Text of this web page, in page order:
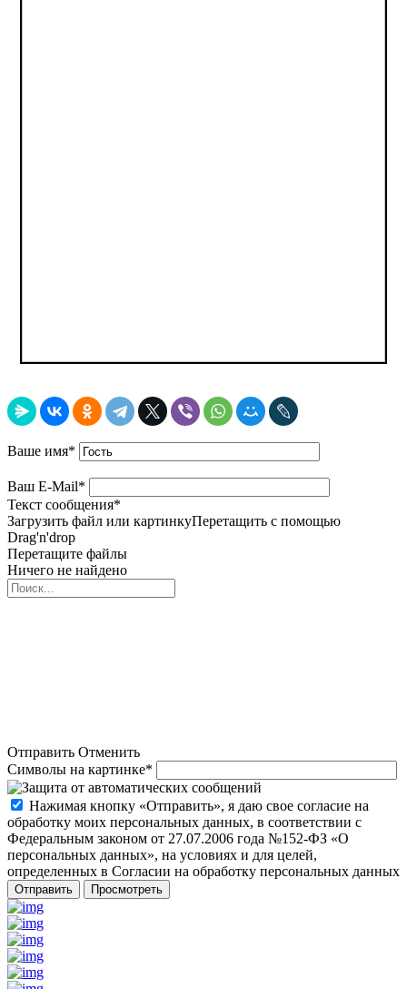
Ваше имя*
Ваш E-Mail*
Текст сообщения*
Загрузить файл или картинкуПеретащить с помощью
Drag'n'drop
Перетащите файлы
Ничего не найдено
Отправить Отменить
Символы на картинке*
Нажимая кнопку «Отправить», я даю свое согласие на
обработку моих персональных данных, в соответствии с
Федеральным законом от 27.07.2006 года №152-ФЗ «О
персональных данных», на условиях и для целей,
определенных в Согласии на обработку персональных данных